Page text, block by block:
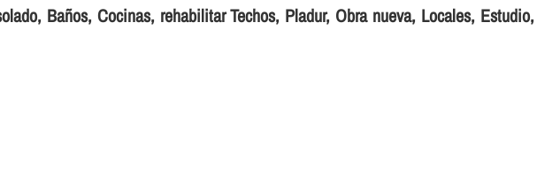
Baños, Cocinas, rehabilitar Techos, Pladur, Obra nueva, Locales, Estudio,